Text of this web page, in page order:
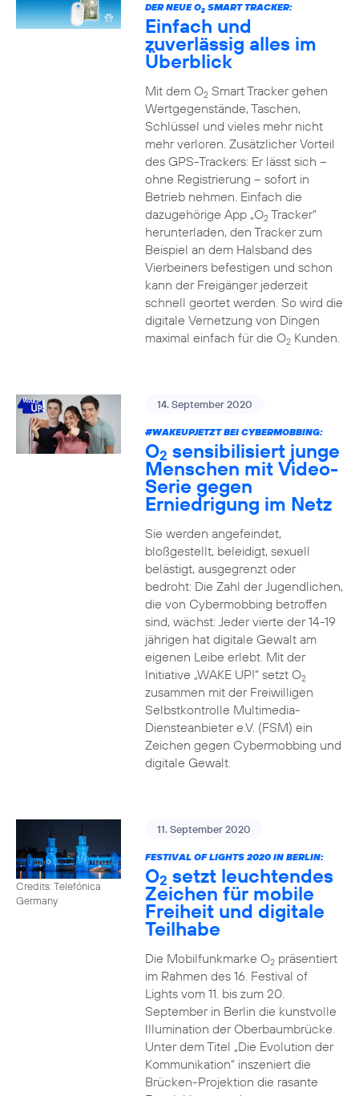
DER NEUE O2SMART TRACKER:
Einfach und
zuverlässig alles im
Überblick
Mit dem O2Smart Tracker gehen
Wertgegenstände, Taschen,
Schlüssel und vieles mehr nicht
mehr verloren. Zusätzlicher Vorteil
des GPS-Trackers: Er lässt sich –
ohne Registrierung – sofort in
Betrieb nehmen. Einfach die
dazugehörige App „O2Tracker“
herunterladen, den Tracker zum
Beispiel an dem Halsband des
Vierbeiners befestigen und schon
kann der Freigänger jederzeit
schnell geortet werden. So wird die
digitale Vernetzung von Dingen
maximal einfach für die O2Kunden.
14. September 2020
#WAKEUPJETZT BEI CYBERMOBBING:
O2 sensibilisiert junge
Menschen mit Video-
Serie gegen
Erniedrigung im Netz
Sie werden angefeindet,
bloßgestellt, beleidigt, sexuell
belästigt, ausgegrenzt oder
bedroht: Die Zahl der Jugendlichen,
die von Cybermobbing betroffen
sind, wächst: Jeder vierte der 14-19
jährigen hat digitale Gewalt am
eigenen Leibe erlebt. Mit der
Initiative „WAKE UP!“ setzt O2
zusammen mit der Freiwilligen
Selbstkontrolle Multimedia-
Diensteanbieter e.V. (FSM) ein
Zeichen gegen Cybermobbing und
digitale Gewalt.
Credits: Telefónica
Germany
11. September 2020
FESTIVAL OF LIGHTS 2020 IN BERLIN:
O2 setzt leuchtendes
Zeichen für mobile
Freiheit und digitale
Teilhabe
Die Mobilfunkmarke O2präsentiert
im Rahmen des 16. Festival of
Lights vom 11. bis zum 20.
September in Berlin die kunstvolle
Illumination der Oberbaumbrücke.
Unter dem Titel „Die Evolution der
Kommunikation“ inszeniert die
Brücken-Projektion die rasante